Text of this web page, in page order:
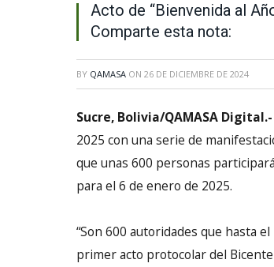
Acto de “Bienvenida al
Comparte esta nota:
BY QAMASA ON 26 DE DICIEMBRE DE 2024
Sucre, Bolivia/QAMASA Digital.-
2025 con una serie de
que unas 600 personas
para el 6 de enero de 2025.
“Son 600 autoridades que hasta
primer acto protocolar del